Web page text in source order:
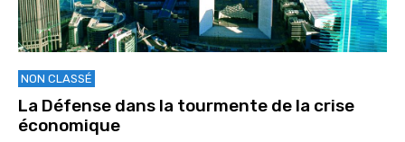
NON CLASSÉ
La Défense dans la tourmente de la crise
économique